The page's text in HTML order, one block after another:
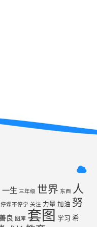
一生 三年级 世界 东西 人
停课不停学 关注 力量 加油 努
良 图库 套图 学习 希